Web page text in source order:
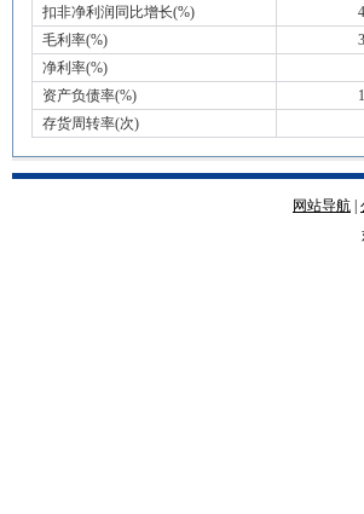
扣非净利润同比增长(%)
毛利率(%)
净利率(%)
资产负债率(%)
存货周转率(次)
网站导航